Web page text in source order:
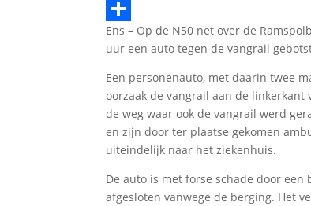
Email
Delen
Ens – Op de N50 net over de
uur een auto tegen de vangrail
Een personenauto, met daarin twee
oorzaak de vangrail aan de
de weg waar ook de vangrail werd
en zijn door ter plaatse gekomen
uiteindelijk naar het ziekenhuis.
De auto is met forse schade door
afgesloten vanwege de berging. Het